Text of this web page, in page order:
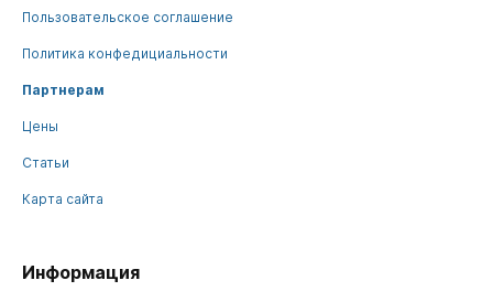
Пользовательское соглашение
Политика конфедициальности
Партнерам
Цены
Статьи
Карта сайта
Информация